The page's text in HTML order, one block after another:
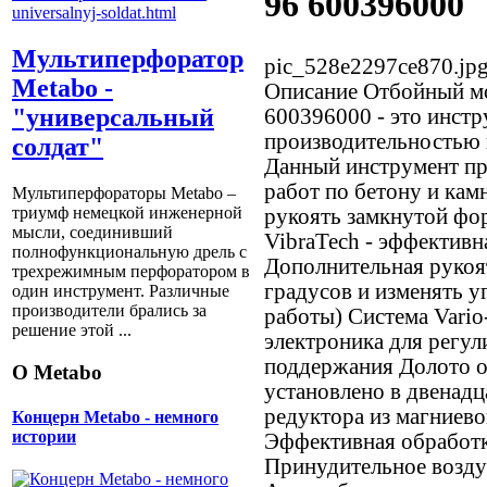
Мультиперфоратор
Metabo -
"универсальный
солдат"
Мультиперфораторы Metabo –
триумф немецкой инженерной
мысли, соединивший
полнофункциональную дрель с
трехрежимным перфоратором в
один инструмент. Различные
производители брались за
решение этой ...
О Metabo
Концерн Metabo - немного
истории
Описание Отбойный
600396000 - это
Данный инструмент
работ по бетону и
рукоять замкнутой
VibraTech -
Дополнительная
градусов и изменять
работы) Система
электроника для
поддержания Долото
установлено в
редуктора из
Эффективная
Принудительное